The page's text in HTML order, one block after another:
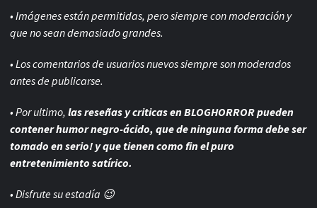
• Imágenes están permitidas, pero siempre conmoderación y
que no sean demasiado grandes.
• Los comentarios de usuarios nuevos siempre son moderados
antes de publicarse.
• Por ultimo, las reseñas y criticas en BLOGHORROR pueden
contener humor negro-ácido, que de ninguna forma debe ser
tomado en serio! y que tienen como fin el puro
entretenimiento satírico.
• Disfrute su estadía 😉